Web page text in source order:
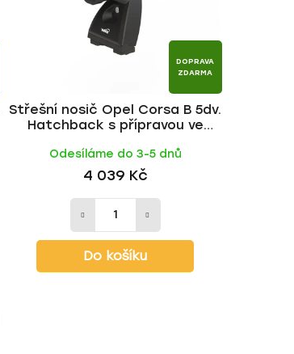
DOPRAVA
ZDARMA
Střešní nosič Opel Corsa B 5dv.
Hatchback s přípravou ve
tyč | HAKR
Odesíláme do 3-5 dnů
4 039 Kč
Do košíku